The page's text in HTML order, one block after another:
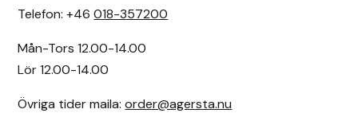
Telefon: +46018-357200
Mån-Tors 12.00-14.00
Lör 12.00-14.00
Övriga tider maila:order@agersta.nu